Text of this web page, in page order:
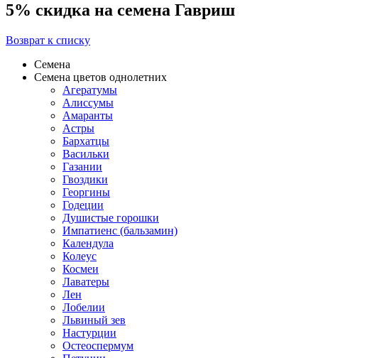
5% скидка на семена Гавриш
Возврат к списку
Семена
Семена цветов однолетних
Агератумы
Алиссумы
Амаранты
Астры
Бархатцы
Васильки
Газании
Гвоздики
Георгины
Годеции
Душистые горошки
Импатиенс (бальзамин)
Календула
Колеус
Космеи
Лаватеры
Лен
Лобелии
Львиный зев
Настурции
Остеоспермум